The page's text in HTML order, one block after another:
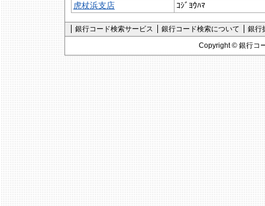
虎杖浜支店
ｺｼﾞﾖｳﾊﾏ
銀行コード検索サービス 銀行コード検索について
銀行
Copyright © 銀行コ